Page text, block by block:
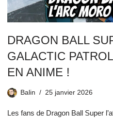
DRAGON BALL
GALACTIC
EN ANIME !
Balin 25 janvier 2026
Les fans de Dragon Ball Super